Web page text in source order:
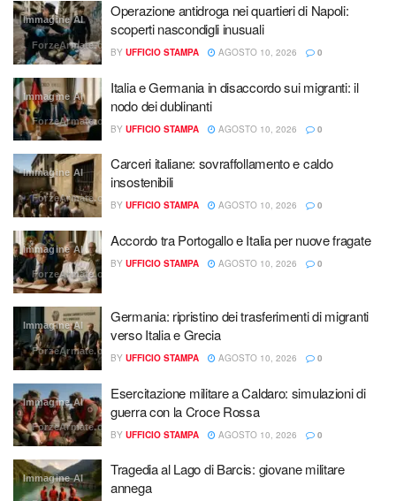
Immagine AI
ForzeArmate.org
Operazione antidroga nei quartieri di Napoli:
scoperti nascondigli inusuali
BY UFFICIO STAMPA AGOSTO 10, 2026 0
Immagine AI
ForzeArmate.org
Italia e Germania in disaccordo sui migranti: il
nodo dei dublinanti
BY UFFICIO STAMPA AGOSTO 10, 2026 0
Immagine AI
ForzeArmate.org
Carceri italiane: sovraffollamento e caldo
insostenibili
BY UFFICIO STAMPA AGOSTO 10, 2026 0
Immagine AI
ForzeArmate.org
Accordo tra Portogallo e Italia per nuove fragate
BY UFFICIO STAMPA AGOSTO 10, 2026 0
Immagine AI
ForzeArmate.org
Germania: ripristino dei trasferimenti di migranti
verso Italia e Grecia
BY UFFICIO STAMPA AGOSTO 10, 2026 0
Immagine AI
ForzeArmate.org
Esercitazione militare a Caldaro: simulazioni di
guerra con la Croce Rossa
BY UFFICIO STAMPA AGOSTO 10, 2026 0
Immagine AI
Tragedia al Lago di Barcis: giovane militare
annega